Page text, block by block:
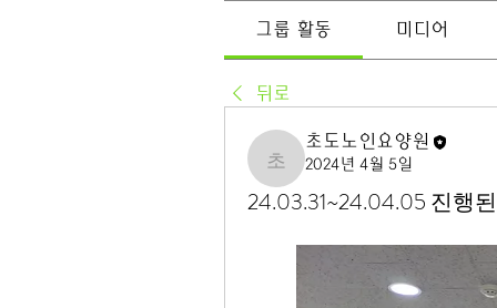
그룹 활동 미디어
뒤로
초도노인요양원
초도노인요양원
2024년 4월 5일
24.03.31~24.04.05 진행